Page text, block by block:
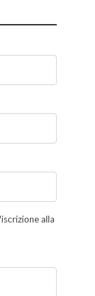
alla